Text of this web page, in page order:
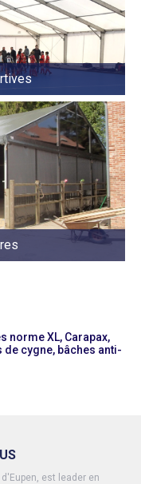
norme XL, Carapax,
de cygne, bâches anti-
est leader en